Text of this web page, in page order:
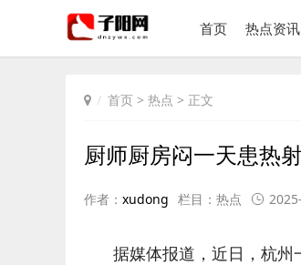
首页 热点资讯
首页 > 热点 > 正文
厨师厨房闷一天患热
作者： xudong 栏目： 热点
据媒体报道，近日，杭州